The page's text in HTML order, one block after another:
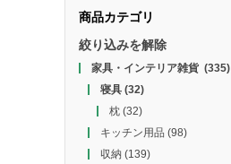
商品カテゴリ
絞り込みを解除
家具・インテリア雑貨(335)
寝具(32)
枕(32)
キッチン用品 (98)
収納 (139)